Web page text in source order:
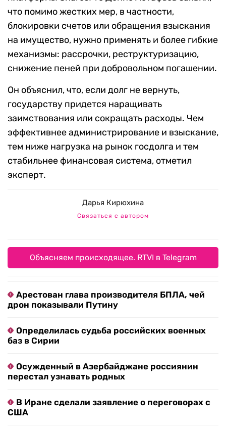
что помимо жестких мер, в частности,
блокировки счетов или обращения взыскания
на имущество, нужно применять и более гибкие
механизмы: рассрочки, реструктуризацию,
снижение пеней при добровольном погашении.
Он объяснил, что, если долг не вернуть,
государству придется наращивать
заимствования или сокращать расходы. Чем
эффективнее администрирование и взыскание,
тем ниже нагрузка на рынок госдолга и тем
стабильнее финансовая система, отметил
эксперт.
Дарья Кирюхина
Связаться с автором
Объясняем происходящее. RTVI в Telegram
Арестован глава производителя БПЛА, чей
дрон показывали Путину
Определилась судьба российских военных
баз в Сирии
Осужденный в Азербайджане россиянин
перестал узнавать родных
В Иране сделали заявление о переговорах с
США